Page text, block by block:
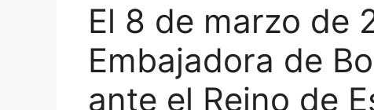
El 8 de marzo de
Embajadora de
ante el Reino de